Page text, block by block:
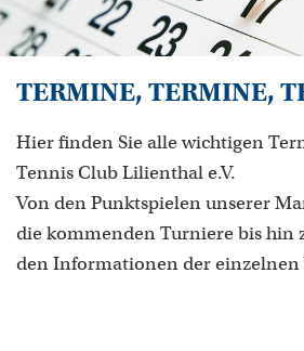
TERMINE, TERMINE,
Hier finden Sie alle wichtigen
Tennis Club Lilienthal e.V.
Von den Punktspielen unserer
die kommenden Turniere bis hin
den Informationen der einzelnen